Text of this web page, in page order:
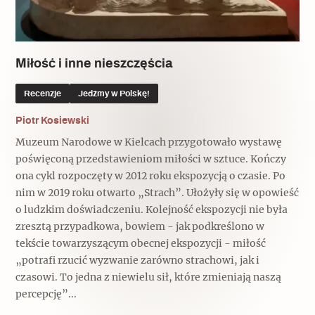
Kruchość rzeczy
Wywiady
Popularne
Dolnośląski Indiana Jones
Recenzje
Popularne
Ulubieniec Fortuny
Ludzie
Siostry rzeźbiarki
Jedźmy w Polskę!
Biskupin - rezerwat archeologiczny
Muzea od nowa
Popularne
Jak to działa? Czyli nowa odsłona
Narodowego Muzeum Techniki
Polska ze smakiem
Popularne
Kuchnia w Ostromecku: puder z
jarmużu, zupa z krwi
Zobacz również
Patronaty
MonumentApp
Mapa skojarzeń
Krakowskie Kawiarnie
Miłość i inne nieszczęścia
Recenzje Jedźmy w Polskę!
Piotr Kosiewski
Muzeum Narodowe w Kielcach przygotowało wystawę
poświęconą przedstawieniom miłości w sztuce. Kończy
ona cykl rozpoczęty w 2012 roku ekspozycją o czasie. Po
nim w 2019 roku otwarto „Strach”. Ułożyły się w opowieść
o ludzkim doświadczeniu. Kolejność ekspozycji nie była
zresztą przypadkowa, bowiem - jak podkreślono w
tekście towarzyszącym obecnej ekspozycji - miłość
„potrafi rzucić wyzwanie zarówno strachowi, jak i
czasowi. To jedna z niewielu sił, które zmieniają naszą
percepcję”...